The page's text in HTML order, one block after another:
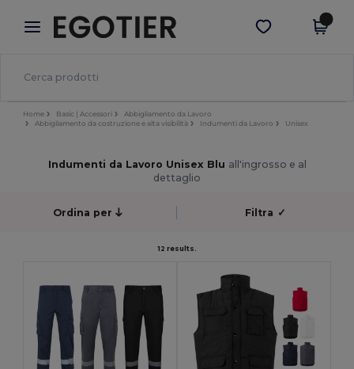
× App Egotier
Prezzi migliori sull'app!
Scarica app
Home Basic | Accessori
Abbigliamento da Lavoro
Abbigliamento da costruzione e alta visibilità
Indumenti da Lavoro Unisex
Indumenti da Lavoro Unisex Blu all'ingrosso e al
dettaglio
Ordina per Filtra ✓
12 results.